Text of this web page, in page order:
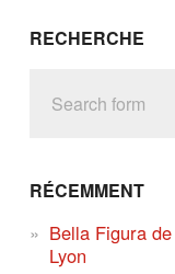
RECHERCHE
RÉCEMMENT
Bella Figura
Lyon